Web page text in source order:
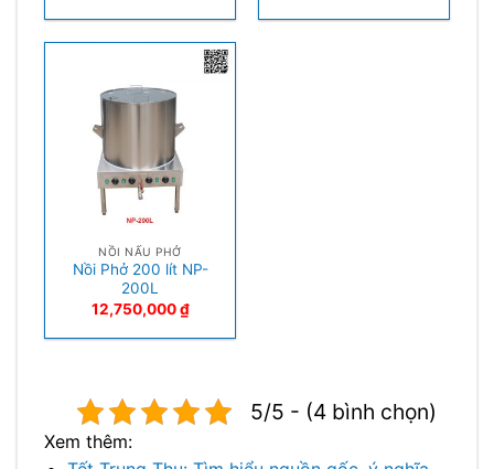
NỒI NẤU PHỞ
Nồi Phở 200 lít NP-
200L
12,750,000₫
5/5 - (4 bình chọn)
Xem thêm: